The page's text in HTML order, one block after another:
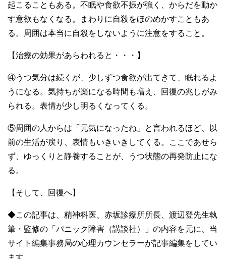
起こることもある。不眠や食欲不振が強く、からだを動か
す意欲もなくなる。まわりに自殺をほのめかすこともあ
る。周囲は本当に自殺をしないように注意をすること。
【治療の効果があらわれると・・・】
④うつ気分は続くが、少しずつ食欲が出てきて、眠れるよ
うになる。気持ちが楽になる時間も増え、回復の兆しがみ
られる。表情が少し明るくなってくる。
⑤周囲の人からは「元気になったね」と言われるほど、以
前の生活が戻り、表情もいきいきしてくる。ここであせら
ず、ゆっくりと静養することが、うつ状態の再発防止にな
る。
【そして、回復へ】
◆この記事は、精神科医、赤坂診療所所長、渡辺登先生執
筆・監修の「パニック障害（講談社）」の内容を元に、当
サイト編集事務局の心理カウンセラーが記事編集をしてい